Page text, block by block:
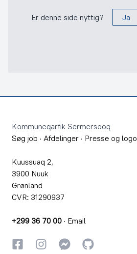
Er denne side nyttig? Ja
Kommuneqarfik Sermersooq
Søg job · Afdelinger · Presse og logo
Kuussuaq 2,
3900 Nuuk
Grønland
CVR: 31290937
+299 36 70 00 · Email
FacebookInstagramInstagram
GitHub